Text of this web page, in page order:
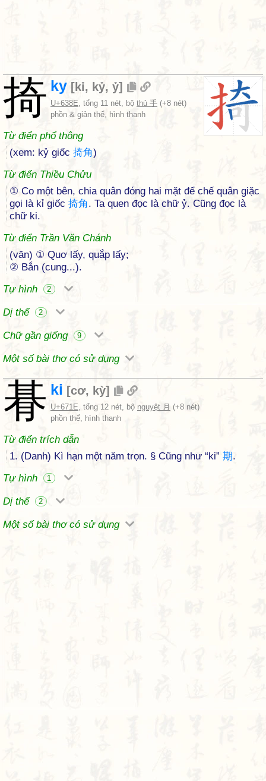
掎 ky [kỉ, kỷ, ỷ]
U+638E, tổng 11 nét, bộ thủ 手 (+8 nét)
phồn & giản thể, hình thanh
Từ điển phổ thông
(xem: kỷ giốc 掎角)
Từ điển Thiều Chửu
① Co một bên, chia quân đóng hai mặt để chế quân giặc
gọi là kỉ giốc 掎角. Ta quen đọc là chữ ỷ. Cũng đọc là
chữ ki.
Từ điển Trần Văn Chánh
(văn) ① Quơ lấy, quắp lấy;
② Bắn (cung...).
Tự hình
2
Dị thể 2
Chữ gần giống 9
Một số bài thơ có sử dụng
朞 ki [cơ, kỳ]
U+671E, tổng 12 nét, bộ nguyệt 月 (+8 nét)
phồn thể, hình thanh
Từ điển trích dẫn
1. (Danh) Kì hạn một năm trọn. § Cũng như “ki” 期.
Tự hình
1
Dị thể 2
Một số bài thơ có sử dụng